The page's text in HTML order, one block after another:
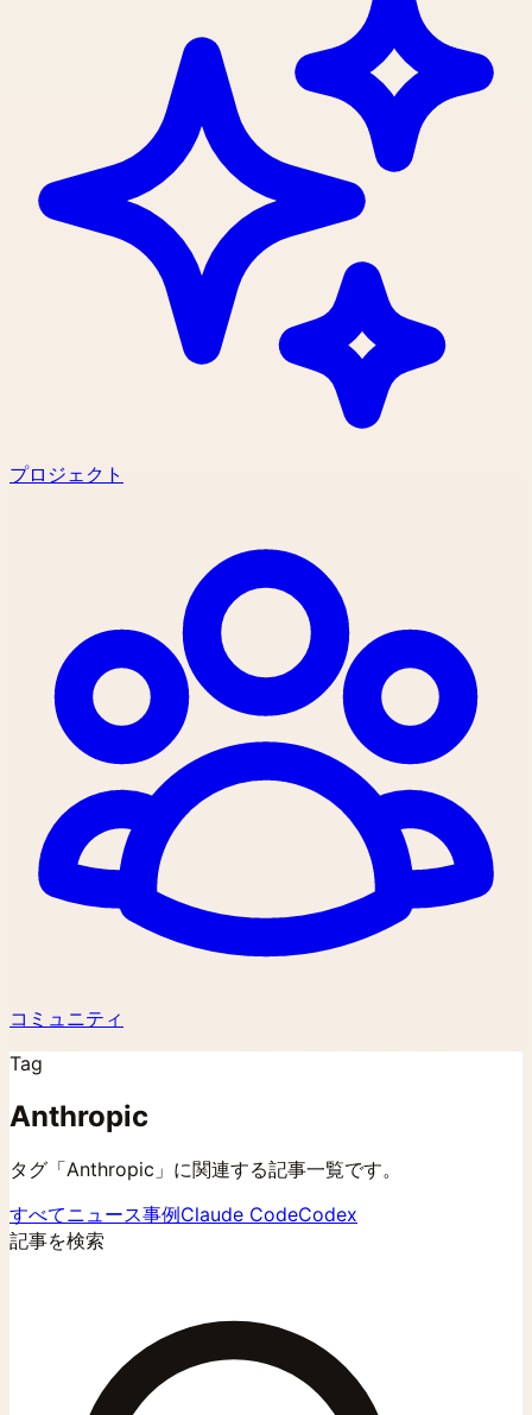
プロジェクト
コミュニティ
Tag
Anthropic
タグ「Anthropic」に関連する記事一覧です。
すべてニュース事例Claude CodeCodex
記事を検索